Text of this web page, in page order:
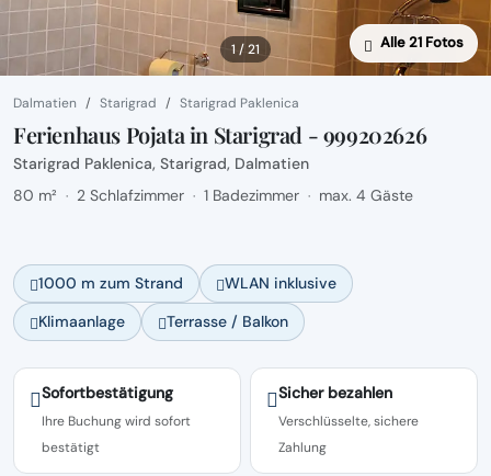
1 / 21 Alle 21 Fotos
Dalmatien Starigrad Starigrad Paklenica
Ferienhaus Pojata in Starigrad - 999202626
Starigrad Paklenica, Starigrad, Dalmatien
80 m² · 2 Schlafzimmer · 1 Badezimmer · max. 4 Gäste
1000 m zum Strand
WLAN inklusive
Klimaanlage
Terrasse / Balkon
Sofortbestätigung
Ihre Buchung wird sofort
bestätigt
Sicher bezahlen
Verschlüsselte, sichere
Zahlung